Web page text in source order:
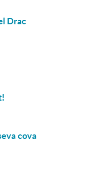
Drac
cova